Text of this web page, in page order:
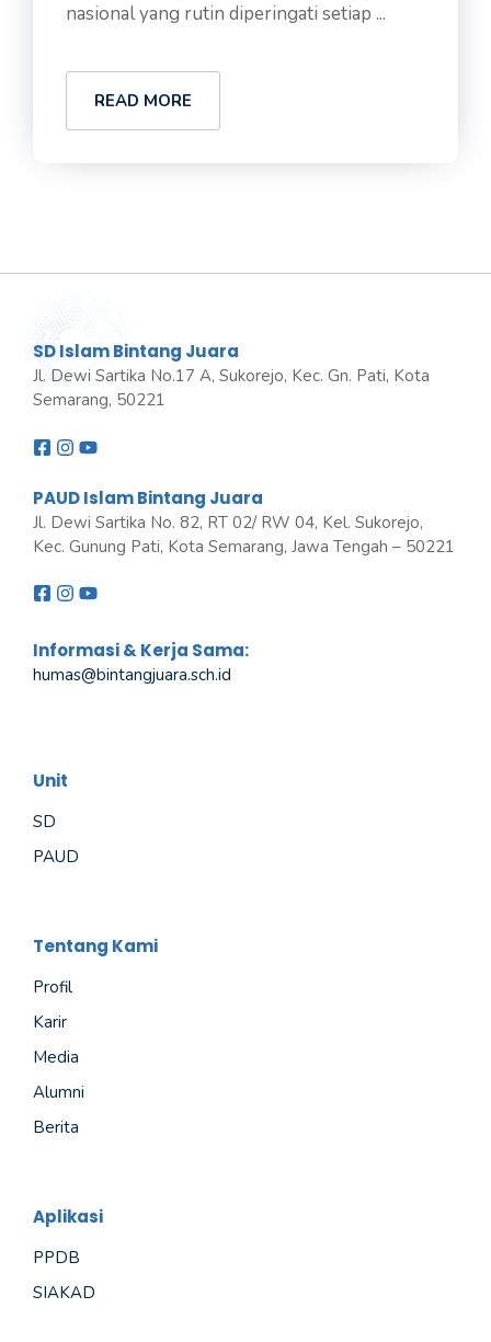
nasional yang rutin diperingati setiap ...
READ MORE
SD Islam Bintang Juara
Jl. Dewi Sartika No.17 A, Sukorejo, Kec. Gn. Pati, Kota
Semarang, 50221
PAUD Islam Bintang Juara
Jl. Dewi Sartika No. 82, RT 02/ RW 04, Kel. Sukorejo,
Kec. Gunung Pati, Kota Semarang, Jawa Tengah – 50221
Informasi & Kerja Sama:
humas@bintangjuara.sch.id
Unit
SD
PAUD
Tentang Kami
Profil
Karir
Media
Alumni
Berita
Aplikasi
PPDB
SIAKAD